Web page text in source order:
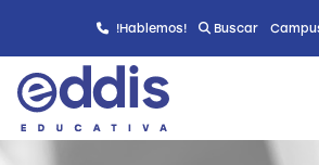
!Hablemos! Buscar